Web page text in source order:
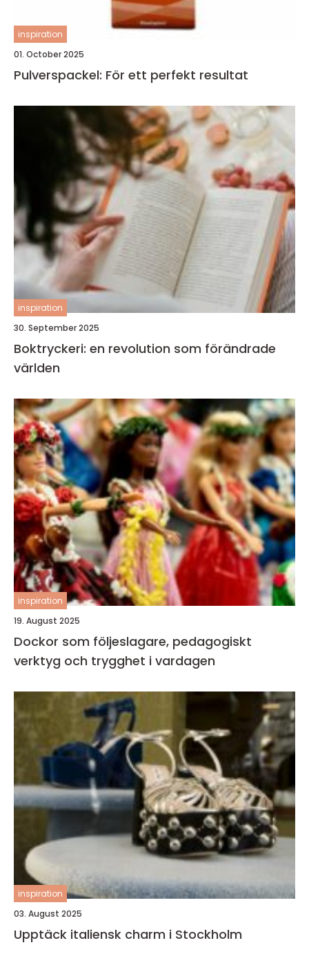
inspiration
01. October 2025
Pulverspackel: För ett perfekt resultat
inspiration
30. September 2025
Boktryckeri: en revolution som förändrade
världen
inspiration
19. August 2025
Dockor som följeslagare, pedagogiskt
verktyg och trygghet i vardagen
inspiration
03. August 2025
Upptäck italiensk charm i Stockholm